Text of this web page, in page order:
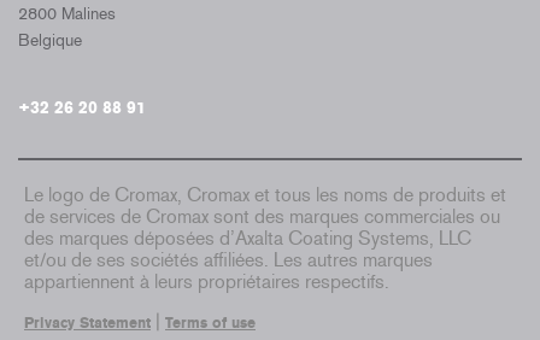
2800 Malines
Belgique
+32 26 20 88 91
Le logo de Cromax, Cromax et tous les noms de produits et
de services de Cromax sont des marques commerciales ou
des marques déposées d’Axalta Coating Systems, LLC
et/ou de ses sociétés affiliées. Les autres marques
appartiennent à leurs propriétaires respectifs.
Privacy Statement Terms of use